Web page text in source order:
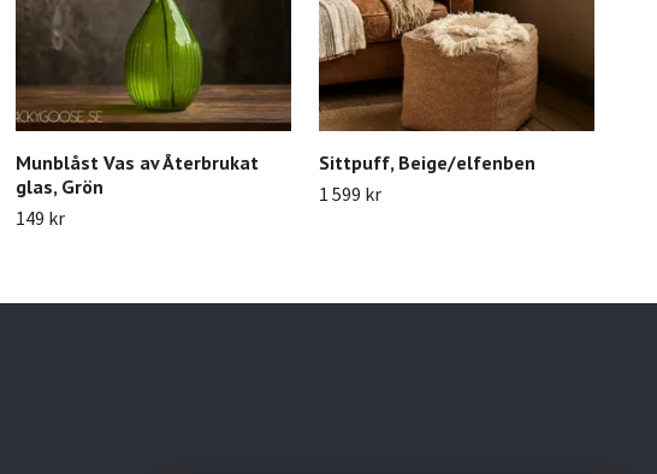
Munblåst Vas av Återbrukat
glas, Grön
149 kr
Sittpuff, Beige/elfenben
1 599 kr